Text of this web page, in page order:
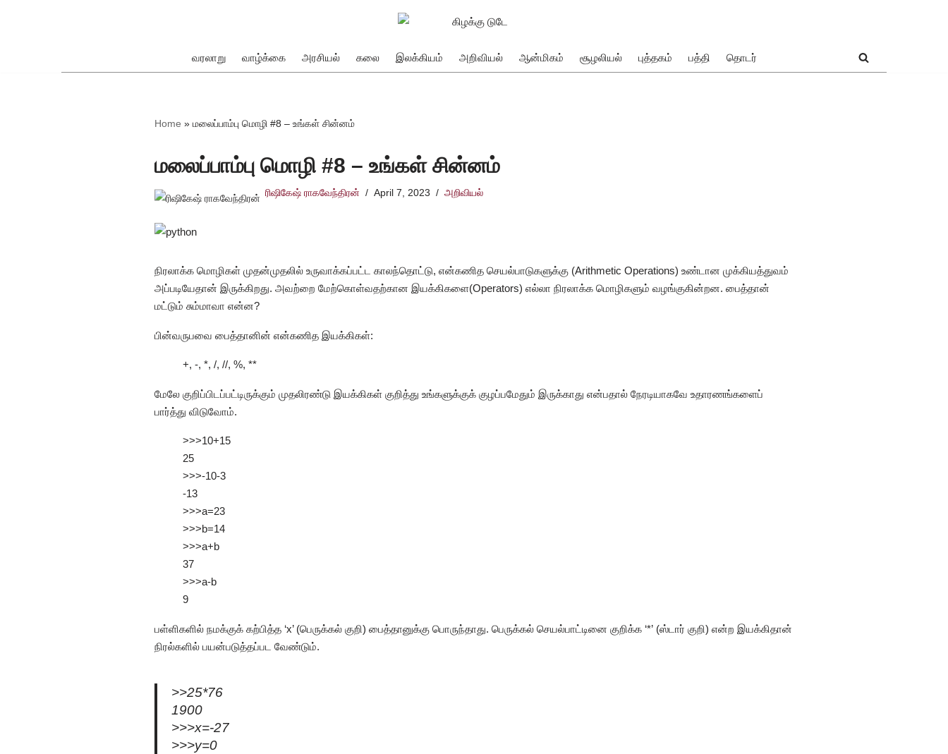
வரலாறு வாழ்க்கை அரசியல் கலை இலக்கியம் அறிவியல் ஆன்மிகம் சூழலியல் புத்தகம் பத்தி தொடர்
Home » மலைப்பாம்பு மொழி #8 – உங்கள் சின்னம்
மலைப்பாம்பு மொழி #8 – உங்கள் சின்னம்
ரிஷிகேஷ் ராகவேந்திரன் April 7, 2023 அறிவியல்
நிரலாக்க மொழிகள் முதன்முதலில் உருவாக்கப்பட்ட காலந்தொட்டு, என்கணித செயல்பாடுகளுக்கு (Arithmetic Operations) உண்டான முக்கியத்துவம்
அப்படியேதான் இருக்கிறது. அவற்றை மேற்கொள்வதற்கான இயக்கிகளை(Operators) எல்லா நிரலாக்க மொழிகளும் வழங்குகின்றன. பைத்தான்
மட்டும் சும்மாவா என்ன?
பின்வருபவை பைத்தானின் என்கணித இயக்கிகள்:
+, -, *, /, //, %, **
மேலே குறிப்பிடப்பட்டிருக்கும் முதலிரண்டு இயக்கிகள் குறித்து உங்களுக்குக் குழப்பமேதும் இருக்காது என்பதால் நேரடியாகவே உதாரணங்களைப்
பார்த்து விடுவோம்.
>>>10+15
25
>>>-10-3
-13
>>>a=23
>>>b=14
>>>a+b
37
>>>a-b
9
பள்ளிகளில் நமக்குக் கற்பித்த ‘x’ (பெருக்கல் குறி) பைத்தானுக்கு பொருந்தாது. பெருக்கல் செயல்பாட்டினை குறிக்க ‘*’ (ஸ்டார் குறி) என்ற இயக்கிதான்
நிரல்களில் பயன்படுத்தப்பட வேண்டும்.
>>25*76
1900
>>>x=-27
>>>y=0